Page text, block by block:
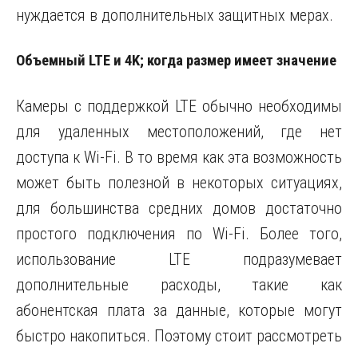
нуждается в дополнительных защитных мерах.
Объемный LTE и 4K; когда размер имеет значение
Камеры с поддержкой LTE обычно необходимы
для удаленных местоположений, где нет
доступа к Wi-Fi. В то время как эта возможность
может быть полезной в некоторых ситуациях,
для большинства средних домов достаточно
простого подключения по Wi-Fi. Более того,
использование LTE подразумевает
дополнительные расходы, такие как
абонентская плата за данные, которые могут
быстро накопиться. Поэтому стоит рассмотреть